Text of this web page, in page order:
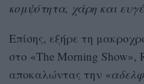
κομψότητα, χάρη και
Επίσης, εξήρε τη
στο «The Morning Show»,
αποκαλώντας την